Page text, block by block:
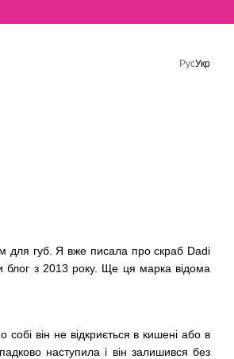
РусУкр
для губ. Я вже писала про скраб Dadi
блог з 2013 року. Ще ця марка відома
він не відкриється в кишені або в
наступила і він залишився без